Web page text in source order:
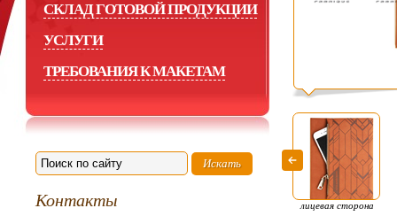
СКЛАД ГОТОВОЙ ПРОДУКЦИИ
УСЛУГИ
ТРЕБОВАНИЯ К МАКЕТАМ
Контакты лицевая сторона